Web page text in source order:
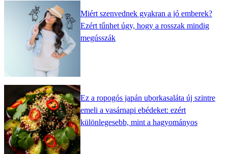
Miért szenvednek gyakran a jó emberek?
Ezért tűnhet úgy, hogy a rosszak mindig
megússzák
Ez a ropogós japán uborkasaláta új szintre
emeli a vasárnapi ebédeket: ezért
különlegesebb, mint a hagyományos